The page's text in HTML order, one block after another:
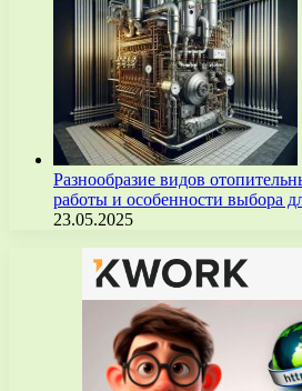
Разнообразие видов
работы и особенности выбора
23.05.2025